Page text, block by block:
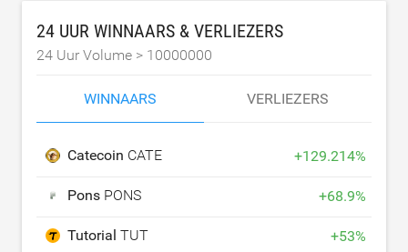
24 UUR WINNAARS & VERLIEZERS
24 Uur Volume > 10000000
WINNAARS VERLIEZERS
Catecoin CATE +129.214%
Pons PONS +68.9%
Tutorial TUT +53%